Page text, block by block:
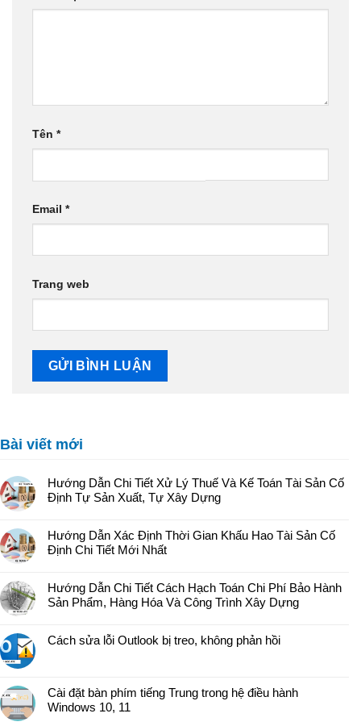
Tên *
Email *
Trang web
Bài viết mới
Hướng Dẫn Chi Tiết Xử Lý Thuế Và Kế Toán Tài Sản Cố
Định Tự Sản Xuất, Tự Xây Dựng
Hướng Dẫn Xác Định Thời Gian Khấu Hao Tài Sản Cố
Định Chi Tiết Mới Nhất
Hướng Dẫn Chi Tiết Cách Hạch Toán Chi Phí Bảo Hành
Sản Phẩm, Hàng Hóa Và Công Trình Xây Dựng
Cách sửa lỗi Outlook bị treo, không phản hồi
Cài đặt bàn phím tiếng Trung trong hệ điều hành
Windows 10, 11